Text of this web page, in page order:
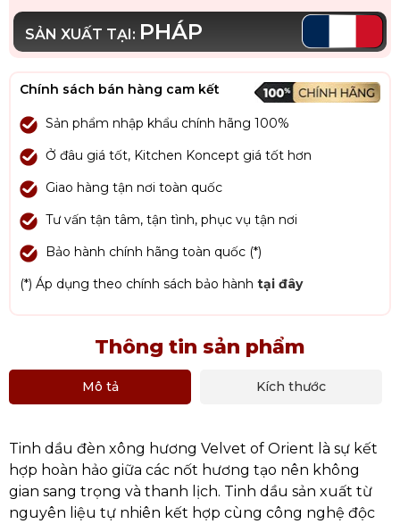
SẢN XUẤT TẠI: PHÁP
Chính sách bán hàng cam kết
Sản phẩm nhập khẩu chính hãng 100%
Ở đâu giá tốt, Kitchen Koncept giá tốt hơn
Giao hàng tận nơi toàn quốc
Tư vấn tận tâm, tận tình, phục vụ tận nơi
Bảo hành chính hãng toàn quốc (*)
(*) Áp dụng theo chính sách bảo hành tại đây
Thông tin sản phẩm
Mô tả Kích thước
Tinh dầu đèn xông hương Velvet of Orient là sự kết
hợp hoàn hảo giữa các nốt hương tạo nên không
gian sang trọng và thanh lịch. Tinh dầu sản xuất từ
nguyên liệu tự nhiên kết hợp cùng công nghệ độc